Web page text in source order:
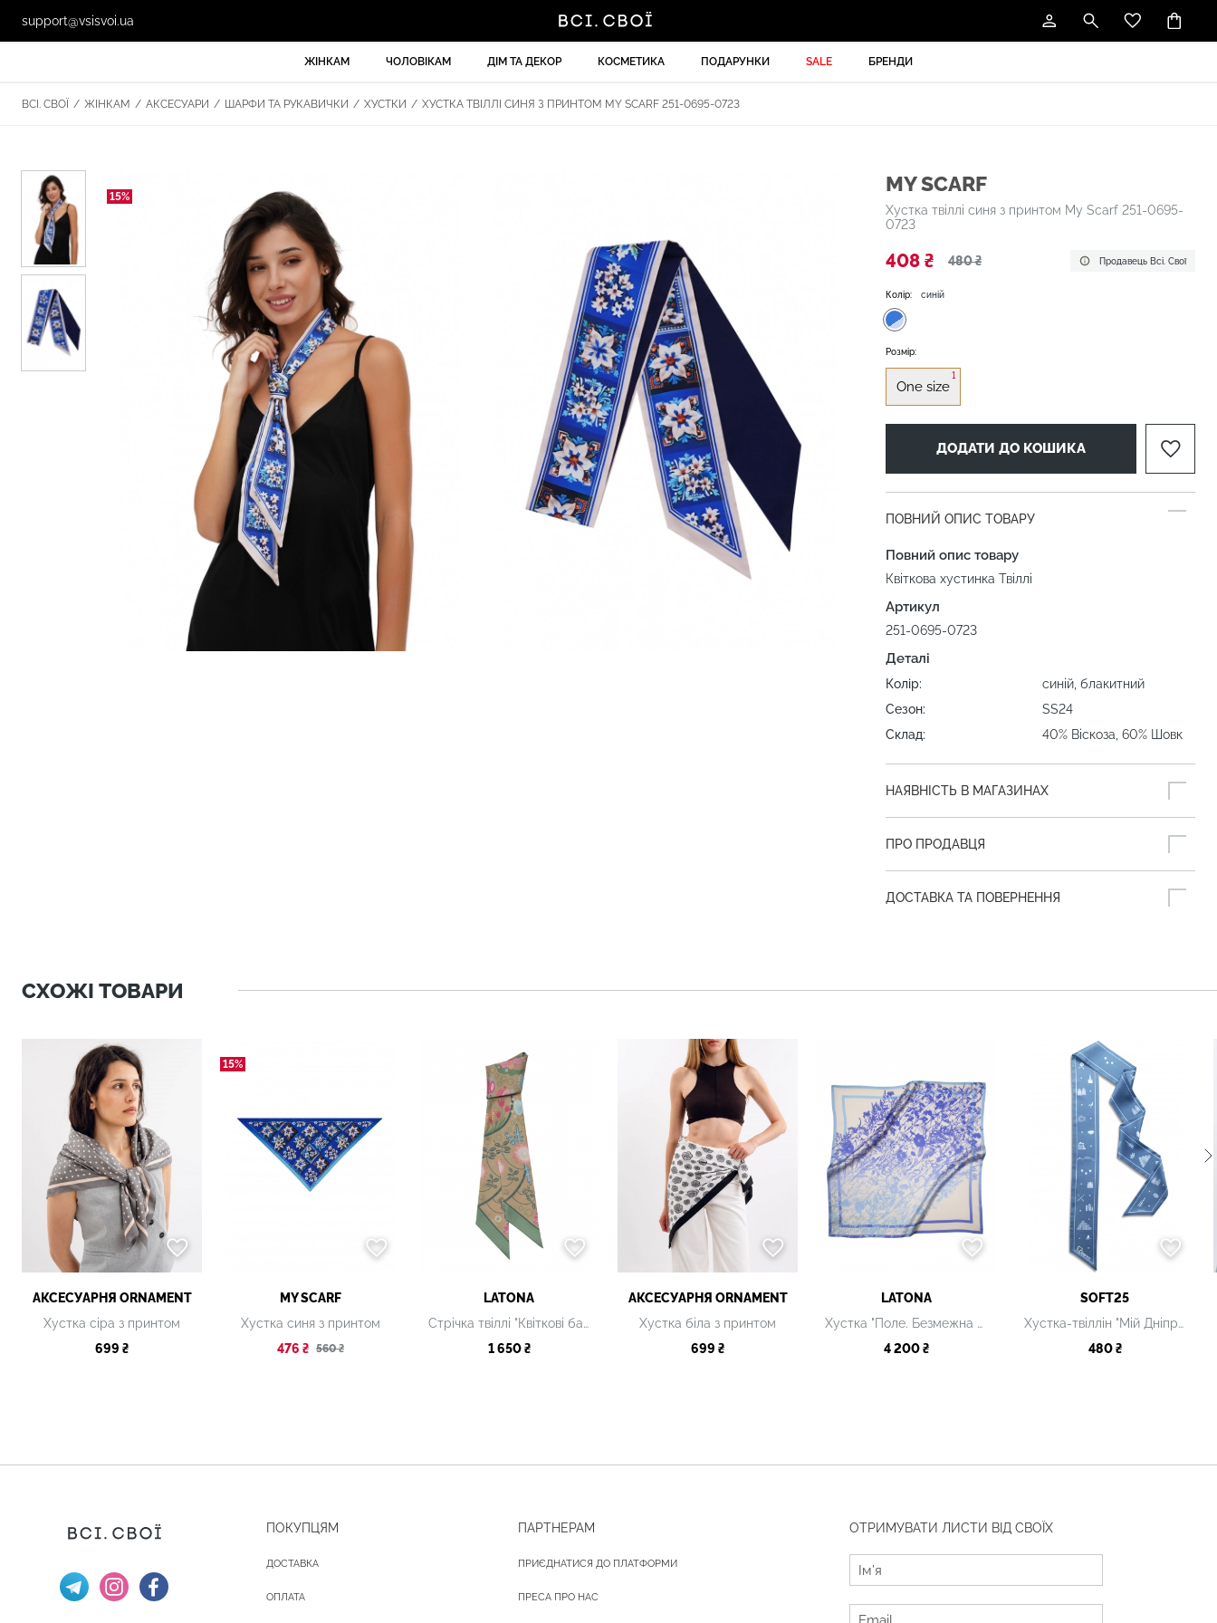
support@vsisvoi.ua
ЖІНКАМ ЧОЛОВІКАМ ДІМ ТА ДЕКОР КОСМЕТИКА ПОДАРУНКИ SALE БРЕНДИ
ВСІ. СВОЇ / ЖІНКАМ / АКСЕСУАРИ / ШАРФИ ТА РУКАВИЧКИ / ХУСТКИ / ХУСТКА ТВІЛЛІ СИНЯ З ПРИНТОМ MY SCARF 251-0695-0723
15%
MY SCARF
Хустка твіллі синя з принтом My Scarf 251-0695-
0723
408 ₴ 480 ₴ Продавець Всі. Свої
Колір: синій
Розмір:
One size
1
ДОДАТИ ДО КОШИКА
ПОВНИЙ ОПИС ТОВАРУ
Повний опис товару
Квіткова хустинка Твіллі
Артикул
251-0695-0723
Деталі
Колір:
синій, блакитний
Сезон:
SS24
Склад:
40% Віскоза, 60% Шовк
НАЯВНІСТЬ В МАГАЗИНАХ
ПРО ПРОДАВЦЯ
ДОСТАВКА ТА ПОВЕРНЕННЯ
СХОЖІ ТОВАРИ
АКСЕСУАРНЯ ОRNAMENT
Хустка сіра з принтом
699 ₴
15%
MY SCARF
Хустка синя з принтом
476 ₴ 560 ₴
LATONA
Стрічка твіллі "Квіткові барви. Айстри"
1 650 ₴
АКСЕСУАРНЯ ОRNAMENT
Хустка біла з принтом
699 ₴
LATONA
Хустка "Поле. Безмежна блакить"
4 200 ₴
SOFT25
Хустка-твіллін "Мій Дніпро"
480 ₴
ПОКУПЦЯМ
ДОСТАВКА
ОПЛАТА
ПАРТНЕРАМ
ПРИЄДНАТИСЯ ДО ПЛАТФОРМИ
ПРЕСА ПРО НАС
ОТРИМУВАТИ ЛИСТИ ВІД СВОЇХ